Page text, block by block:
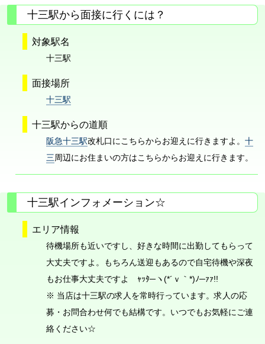
十三駅から面接に行くには？
対象駅名
十三駅
面接場所
十三駅
十三駅からの道順
阪急十三駅改札口にこちらからお迎えに行きますよ。 十
三周辺にお住まいの方はこちらからお迎えに行きます。
十三駅インフォメーション☆
エリア情報
待機場所も近いですし、好きな時間に出勤してもらって
大丈夫ですよ。もちろん送迎もあるので自宅待機や深夜
もお仕事大丈夫ですよ ｬｯﾀ─ヽ(*´ｖ｀*)ﾉ─ｧｧ!!
※ 当店は十三駅の求人を常時行っています。求人の応
募・お問合わせ何でも結構です。いつでもお気軽にご連
絡ください☆